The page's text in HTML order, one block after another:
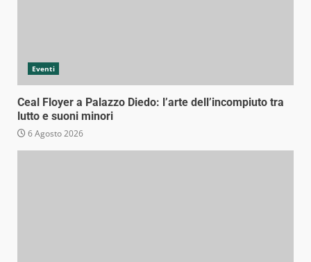
Eventi
Ceal Floyer a Palazzo Diedo: l’arte dell’incompiuto tra
lutto e suoni minori
6 Agosto 2026